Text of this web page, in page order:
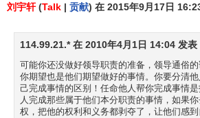
刘宇轩(Talk | 贡献) 在 2015年9月17日
114.99.21.* 在 2010年4月1日 14:04 发表
可能你还没做好领导职责的准备，领导通俗
你期望也是他们期望做好的事情。你要分清
己完成事情的区别！任命他人帮你完成事情
人完成那些属于他们本分职责的事情，如果
权，把他的权利和义务都剥夺了，让他们感